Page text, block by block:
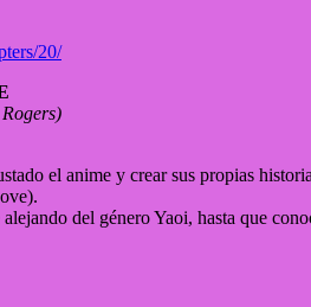
20/
el anime y crear sus propias
del género Yaoi, hasta que